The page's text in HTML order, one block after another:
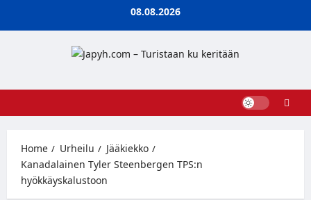
08.08.2026
Home Urheilu
Jääkiekko
Kanadalainen Tyler Steenbergen TPS:n
hyökkäyskalustoon